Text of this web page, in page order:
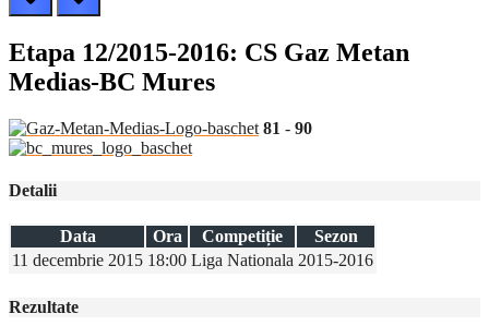
Etapa 12/2015-2016: CS Gaz Metan
Medias-BC Mures
81 - 90
Detalii
Data Ora Competiție
Sezon
11 decembrie 2015 18:00 Liga Nationala 2015-2016
Rezultate